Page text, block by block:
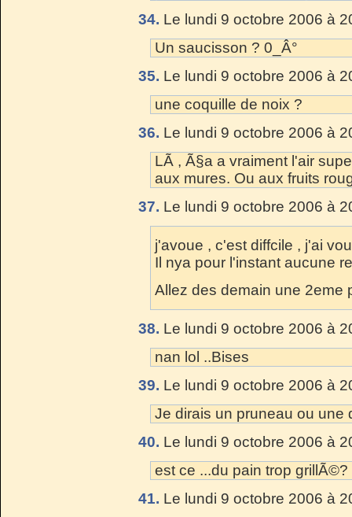
34. Le lundi 9 octobre 2006 à
Un saucisson ? 0_Â°
35. Le lundi 9 octobre 2006 à
une coquille de noix ?
36. Le lundi 9 octobre 2006 à
LÃ , Ã§a a vraiment l'air
aux mures. Ou aux fruits
37. Le lundi 9 octobre 2006 à
j'avoue , c'est diffcile , j'ai
Il nya pour l'instant aucune
Allez des demain une 2eme
38. Le lundi 9 octobre 2006 à
nan lol ..Bises
39. Le lundi 9 octobre 2006 à
Je dirais un pruneau ou une
40. Le lundi 9 octobre 2006 à
est ce ...du pain trop grillÃ©?
41. Le lundi 9 octobre 2006 à